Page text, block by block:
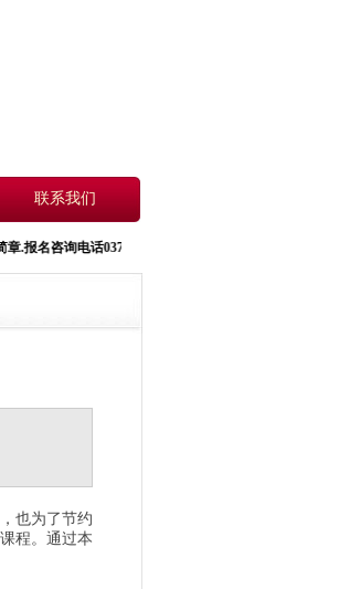
联系我们
咨询电话0371-60397363 13721408888 15890008760
也为了节约
程。通过本